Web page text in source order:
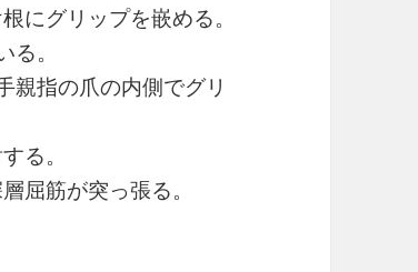
にグリップを嵌める。
。
親指の爪の内側でグリ
る。
屈筋が突っ張る。